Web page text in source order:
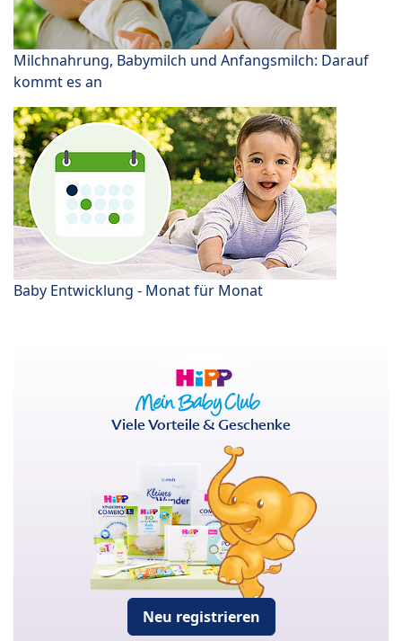
Milchnahrung, Babymilch und Anfangsmilch: Darauf
kommt es an
Baby Entwicklung - Monat für Monat
Viele Vorteile & Geschenke
Neu registrieren